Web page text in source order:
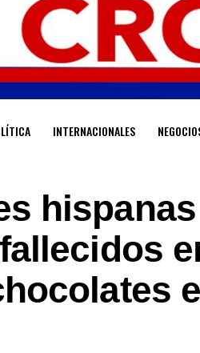
INTERNACIONALES